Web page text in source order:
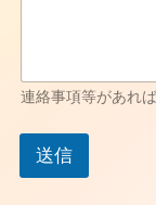
連絡事項等があれ
送信